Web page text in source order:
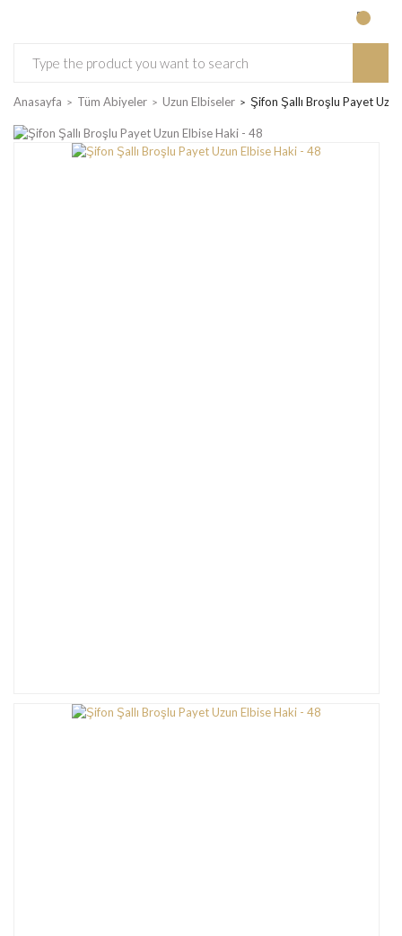
Anasayfa Tüm Abiyeler Uzun Elbiseler Şifon Şallı Broşlu Payet